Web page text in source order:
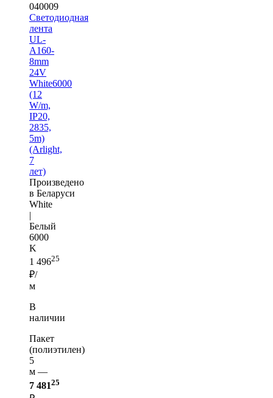
040009
Светодиодная
лента
UL-
A160-
8mm
24V
White6000
(12
W/m,
IP20,
2835,
5m)
(Arlight,
7
лет)
Произведено
в Беларуси
White
|
Белый
6000
K
1 49625
₽/
м
В
наличии
Пакет
(полиэтилен)
5
м —
7 48125